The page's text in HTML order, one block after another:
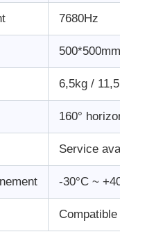
7680Hz
500*500mm/
6,5kg / 11,5kg
160°
Service avant et
-30°C ~ +40°C
Compatible